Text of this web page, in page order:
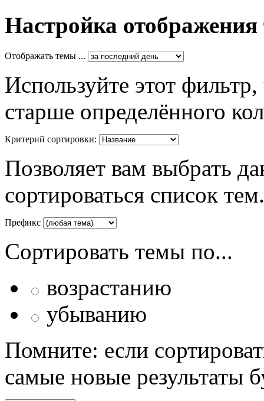
Настройка отображения
Отображать темы ...
Используйте этот
старше определённого
Критерий сортировки:
Позволяет вам выбрать
сортироваться список тем.
Префикс
Сортировать темы по...
возрастанию
убыванию
Помните: если
самые новые результаты